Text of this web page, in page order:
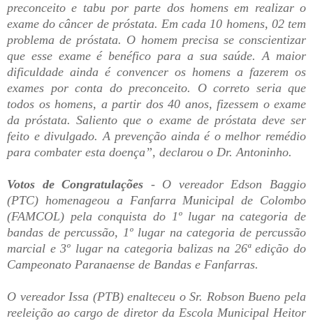
preconceito e tabu por parte dos homens em realizar o
exame do câncer de próstata. Em cada 10 homens, 02 tem
problema de próstata. O homem precisa se conscientizar
que esse exame é benéfico para a sua saúde. A maior
dificuldade ainda é convencer os homens a fazerem os
exames por conta do preconceito. O correto seria que
todos os homens, a partir dos 40 anos, fizessem o exame
da próstata. Saliento que o exame de próstata deve ser
feito e divulgado. A prevenção ainda é o melhor remédio
para combater esta doença”, declarou o Dr. Antoninho.
Votos de Congratulações - O vereador Edson Baggio
(PTC) homenageou a Fanfarra Municipal de Colombo
(FAMCOL) pela conquista do 1º lugar na categoria de
bandas de percussão, 1º lugar na categoria de percussão
marcial e 3º lugar na categoria balizas na 26ª edição do
Campeonato Paranaense de Bandas e Fanfarras.
O vereador Issa (PTB) enalteceu o Sr. Robson Bueno pela
reeleição ao cargo de diretor da Escola Municipal Heitor